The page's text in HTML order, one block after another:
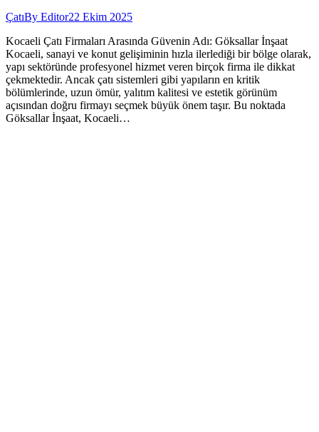
ÇatıBy Editor22 Ekim 2025
Kocaeli Çatı Firmaları Arasında Güvenin Adı: Göksallar İnşaat
Kocaeli, sanayi ve konut gelişiminin hızla ilerlediği bir bölge olarak,
yapı sektöründe profesyonel hizmet veren birçok firma ile dikkat
çekmektedir. Ancak çatı sistemleri gibi yapıların en kritik
bölümlerinde, uzun ömür, yalıtım kalitesi ve estetik görünüm
açısından doğru firmayı seçmek büyük önem taşır. Bu noktada
Göksallar İnşaat, Kocaeli…